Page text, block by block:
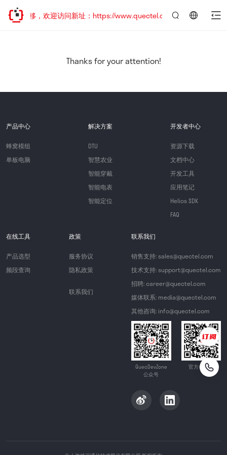
址已迁移，欢迎访问新址：https://www.quectel.com.cn
Thanks for your attention!
产品中心
蜂窝模组
单板电脑
解决方案
DTU
智慧农业
智能穿戴
智能电表
智能定位
开发者中心
资源下载
文档中心
开发工具
应用笔记
Helios SDK
FAQ
在线工具
产品选型
频段查询
政策
服务协议
隐私政策
联系我们
联系我们
销售支持: sales@quectel.com
技术支持: support@quectel.com
招聘: career@quectel.com
媒体联系: media@quectel.com
其他咨询: info@quectel.com
QuecDevZone
公众号
官方公众号